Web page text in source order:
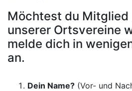
Möchtest du Mitglied
unserer Ortsvereine
melde dich in
an.
Dein Name? (Vor- und